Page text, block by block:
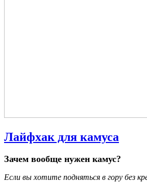
Лайфхак для камуса
Зачем вообще нужен камус?
Если вы хотите подняться в гору без